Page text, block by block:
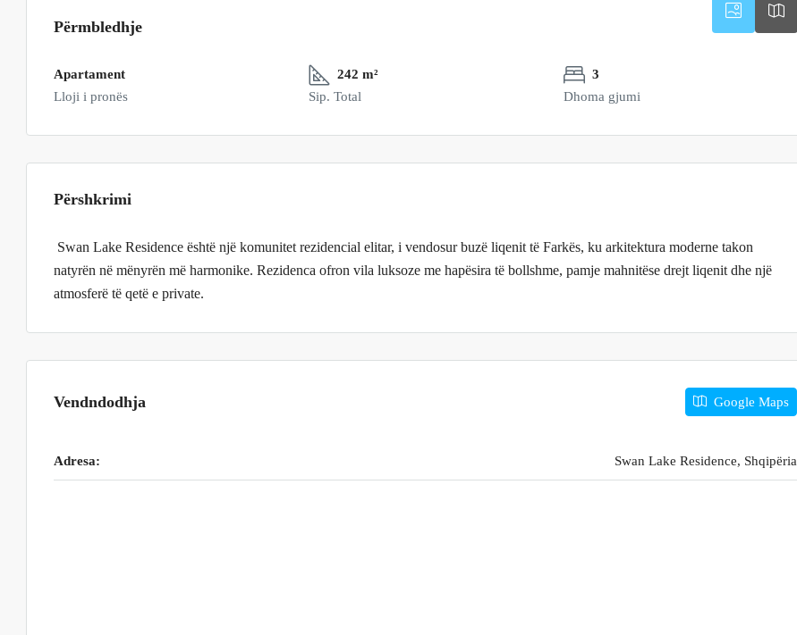
Përmbledhje
Apartament
Lloji i pronës
242 m²
Sip. Total
3
Dhoma gjumi
Përshkrimi
Swan Lake Residence është një komunitet rezidencial elitar, i vendosur buzë liqenit të Farkës, ku arkitektura moderne takon
natyrën në mënyrën më harmonike. Rezidenca ofron vila luksoze me hapësira të bollshme, pamje mahnitëse drejt liqenit dhe një
atmosferë të qetë e private.
Vendndodhja Google Maps
Adresa: Swan Lake Residence, Shqipëria